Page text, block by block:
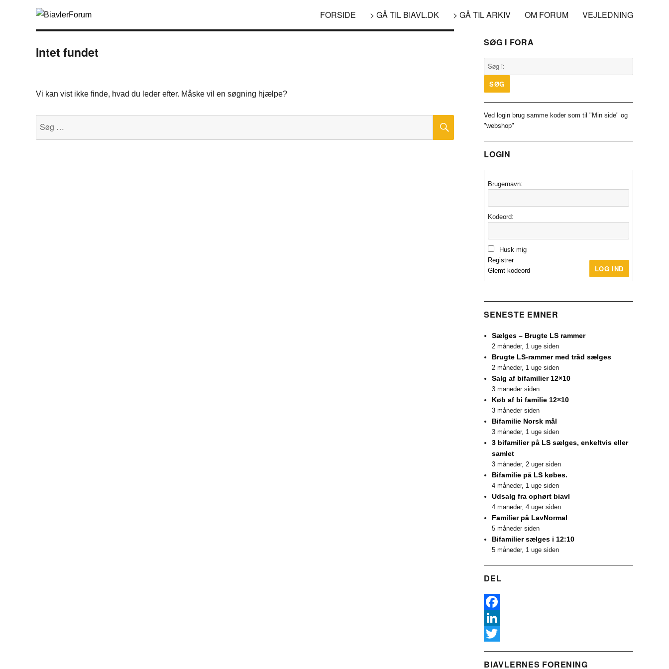
FORSIDE > GÅ TIL BIAVL.DK > GÅ TIL ARKIV OM FORUM VEJLEDNING
Intet fundet
Vi kan vist ikke finde, hvad du leder efter. Måske vil en søgning hjælpe?
SØG I FORA
Ved login brug samme koder som til "Min side" og
"webshop"
LOGIN
Brugernavn:
Kodeord:
Husk mig
LOG IND
Registrer
Glemt kodeord
SENESTE EMNER
Sælges – Brugte LS rammer
2 måneder, 1 uge siden
Brugte LS-rammer med tråd sælges
2 måneder, 1 uge siden
Salg af bifamilier 12×10
3 måneder siden
Køb af bi familie 12×10
3 måneder siden
Bifamilie Norsk mål
3 måneder, 1 uge siden
3 bifamilier på LS sælges, enkeltvis eller
samlet
3 måneder, 2 uger siden
Bifamilie på LS købes.
4 måneder, 1 uge siden
Udsalg fra ophørt biavl
4 måneder, 4 uger siden
Familier på LavNormal
5 måneder siden
Bifamilier sælges i 12:10
5 måneder, 1 uge siden
DEL
F
a
e
L
nw
BIAVLERNES FORENING